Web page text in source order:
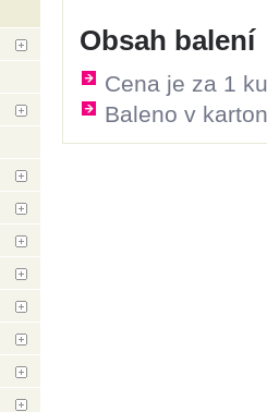
Obsah balení
Cena je za 1
Baleno v